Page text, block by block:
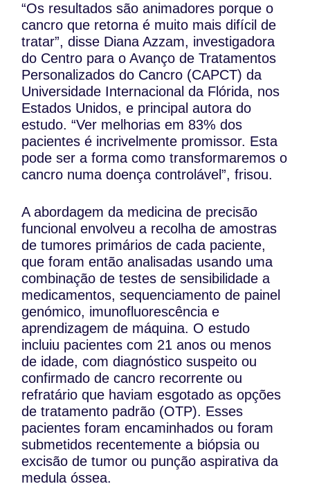
“Os resultados são animadores porque o
cancro que retorna é muito mais difícil de
tratar”, disse Diana Azzam, investigadora
do Centro para o Avanço de Tratamentos
Personalizados do Cancro (CAPCT) da
Universidade Internacional da Flórida, nos
Estados Unidos, e principal autora do
estudo. “Ver melhorias em 83% dos
pacientes é incrivelmente promissor. Esta
pode ser a forma como transformaremos o
cancro numa doença controlável”, frisou.
A abordagem da medicina de precisão
funcional envolveu a recolha de amostras
de tumores primários de cada paciente,
que foram então analisadas usando uma
combinação de testes de sensibilidade a
medicamentos, sequenciamento de painel
genómico, imunofluorescência e
aprendizagem de máquina. O estudo
incluiu pacientes com 21 anos ou menos
de idade, com diagnóstico suspeito ou
confirmado de cancro recorrente ou
refratário que haviam esgotado as opções
de tratamento padrão (OTP). Esses
pacientes foram encaminhados ou foram
submetidos recentemente a biópsia ou
excisão de tumor ou punção aspirativa da
medula óssea.